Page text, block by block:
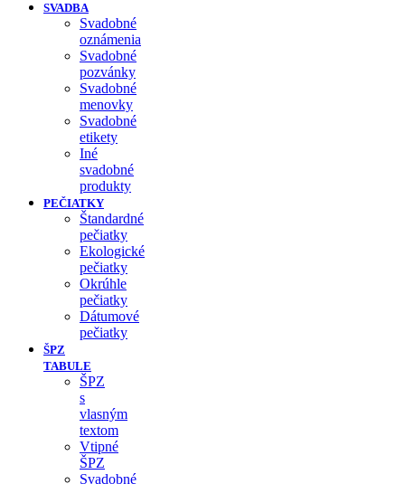
SVADBA
Svadobné
oznámenia
Svadobné
pozvánky
Svadobné
menovky
Svadobné
etikety
Iné
svadobné
produkty
PEČIATKY
Štandardné
pečiatky
Ekologické
pečiatky
Okrúhle
pečiatky
Dátumové
pečiatky
ŠPZ
TABULE
ŠPZ
s
vlasným
textom
Vtipné
ŠPZ
Svadobné